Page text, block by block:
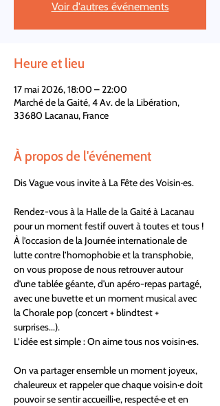
Voir d'autres événements
Heure et lieu
17 mai 2026, 18:00 – 22:00
Marché de la Gaité, 4 Av. de la Libération,
33680 Lacanau, France
À propos de l'événement
Dis Vague vous invite à La Fête des Voisin·es.
Rendez-vous à la Halle de la Gaité à Lacanau
pour un moment festif ouvert à toutes et tous !
À l’occasion de la Journée internationale de
lutte contre l’homophobie et la transphobie,
on vous propose de nous retrouver autour
d’une tablée géante, d'un apéro-repas partagé,
avec une buvette et un moment musical avec
la Chorale pop (concert + blindtest +
surprises...).
L’idée est simple : On aime tous nos voisin·es.
On va partager ensemble un moment joyeux,
chaleureux et rappeler que chaque voisin·e doit
pouvoir se sentir accueilli·e, respecté·e et en